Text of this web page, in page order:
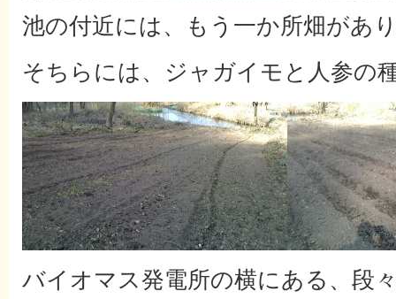
池の付近には、もう一か所畑があ
そちらには、ジャガイモと人参の
バイオマス発電所の横にある、段